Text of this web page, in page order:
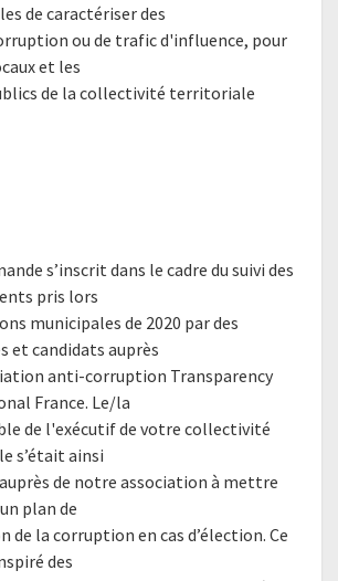
de caractériser des
ou de trafic d'influence, pour
et les
de la collectivité territoriale
s’inscrit dans le cadre du suivi des
pris lors
municipales de 2020 par des
et candidats auprès
anti-corruption Transparency
France. Le/la
de l'exécutif de votre collectivité
s’était ainsi
de notre association à mettre
plan de
de la corruption en cas d’élection. Ce
des